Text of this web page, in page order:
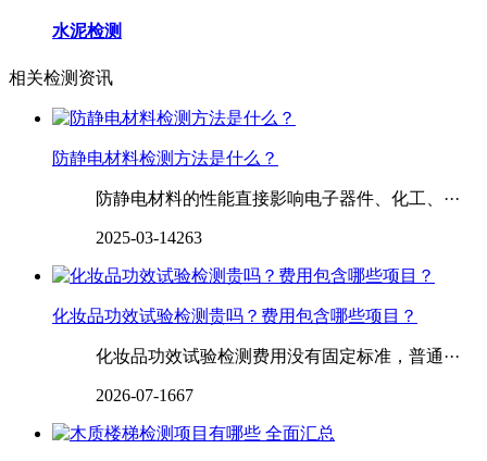
水泥检测
相关检测资讯
防静电材料检测方法是什么？
防静电材料的性能直接影响电子器件、化工、···
2025-03-14263
‌‌‌‌‌‌化妆品功效试验检测贵吗？费用包含哪些项目？
化妆品功效试验检测费用没有固定标准，普通···
2026-07-1667